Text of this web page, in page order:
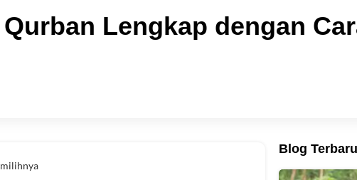
Lengkap dengan
Blog